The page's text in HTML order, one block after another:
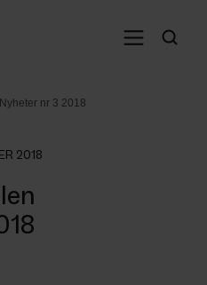
nr 3 2018
2018